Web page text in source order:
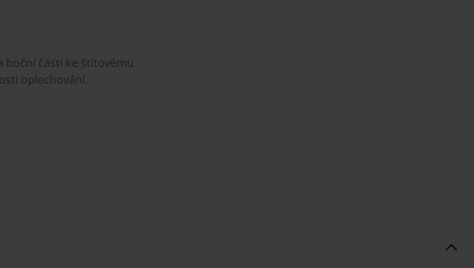
boční části ke štítovému
oplechování.